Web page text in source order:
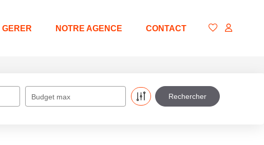
GERER NOTRE AGENCE CONTACT
Budget max